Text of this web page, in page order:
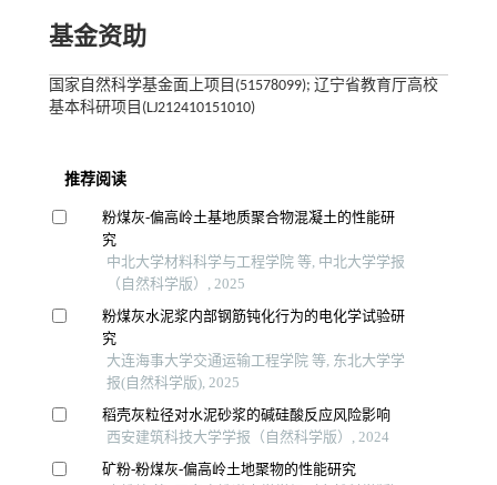
基金资助
国家自然科学基金面上项目(51578099); 辽宁省教育厅高校
基本科研项目(LJ212410151010)